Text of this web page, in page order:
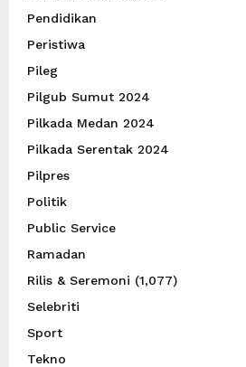
Pendidikan
Peristiwa
Pileg
Pilgub Sumut 2024
Pilkada Medan 2024
Pilkada Serentak 2024
Pilpres
Politik
Public Service
Ramadan
Rilis & Seremoni (1,077)
Selebriti
Sport
Tekno